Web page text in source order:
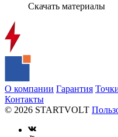
Скачать материалы
О компании Гарантия
Контакты
© 2026 STARTVOLT